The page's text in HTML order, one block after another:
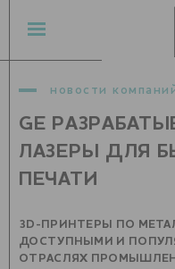
новости
GE
ЛАЗЕРЫ ДЛЯ
ПЕЧАТИ
3D-ПРИНТЕРЫ ПО
ДОСТУПНЫМИ И
ОТРАСЛЯХ